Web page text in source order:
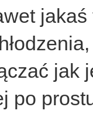
jak
po